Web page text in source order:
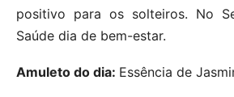
positivo para os solteiros. No
Saúde dia de bem-estar.
Amuleto do dia: Essência de